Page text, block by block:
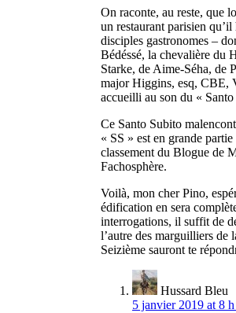
On raconte, au reste, que
un restaurant parisien
disciples gastronomes –
Bédéssé, la chevalière du
Starke, de Aime-Séha, de
major Higgins, esq, CBE,
accueilli au son du «
Ce Santo Subito
« SS » est en grande
classement du Blogue de
Fachosphère.
Voilà, mon cher Pino,
édification en sera
interrogations, il suffit de
l’autre des marguilliers de
Seizième sauront te
Hussard Bleu
5 janvier 2019 at 8